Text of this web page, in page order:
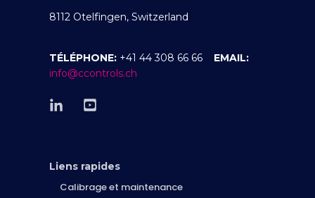
8112 Otelfingen, Switzerland
TÉLÉPHONE: +41 44 308 66 66 EMAIL:
info@ccontrols.ch
Liens rapides
Calibrage et maintenance